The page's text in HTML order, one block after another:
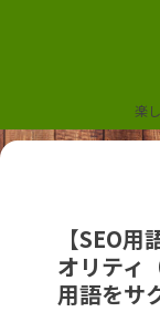
楽
【SEO
オリティ
用語をサ